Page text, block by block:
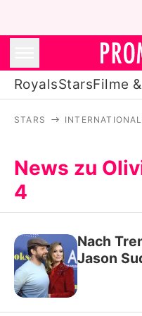
RoyalsStarsFilme
STARS
News zu
4
Nach
Jason